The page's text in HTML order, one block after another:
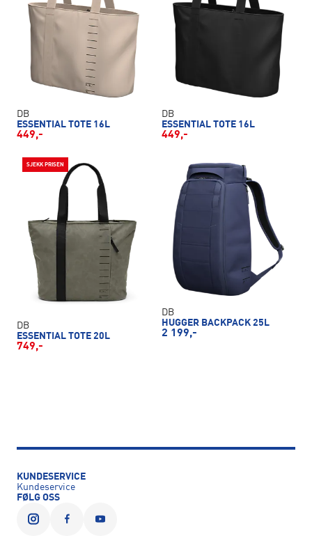
DB
ESSENTIAL TOTE 16L
449,-
DB
ESSENTIAL TOTE 16L
449,-
SJEKK PRISEN
DB
ESSENTIAL TOTE 20L
749,-
DB
HUGGER BACKPACK 25L
2 199,-
KUNDESERVICE
Kundeservice
FØLG OSS